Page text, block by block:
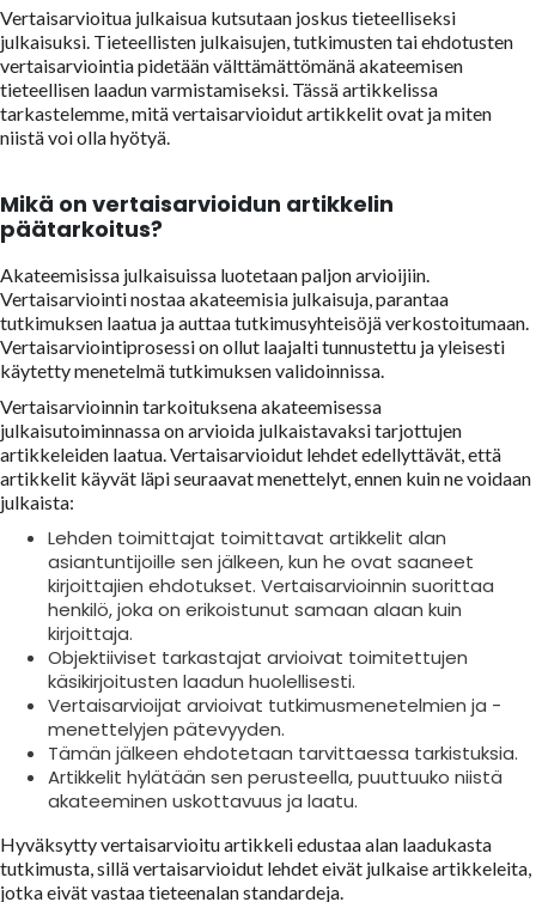
Vertaisarvioitua julkaisua kutsutaan joskus tieteelliseksi
julkaisuksi. Tieteellisten julkaisujen, tutkimusten tai ehdotusten
vertaisarviointia pidetään välttämättömänä akateemisen
tieteellisen laadun varmistamiseksi. Tässä artikkelissa
tarkastelemme, mitä vertaisarvioidut artikkelit ovat ja miten
niistä voi olla hyötyä.
Mikä on vertaisarvioidun artikkelin
päätarkoitus?
Akateemisissa julkaisuissa luotetaan paljon arvioijiin.
Vertaisarviointi nostaa akateemisia julkaisuja, parantaa
tutkimuksen laatua ja auttaa tutkimusyhteisöjä verkostoitumaan.
Vertaisarviointiprosessi on ollut laajalti tunnustettu ja yleisesti
käytetty menetelmä tutkimuksen validoinnissa.
Vertaisarvioinnin tarkoituksena akateemisessa
julkaisutoiminnassa on arvioida julkaistavaksi tarjottujen
artikkeleiden laatua. Vertaisarvioidut lehdet edellyttävät, että
artikkelit käyvät läpi seuraavat menettelyt, ennen kuin ne voidaan
julkaista:
Lehden toimittajat toimittavat artikkelit alan
asiantuntijoille sen jälkeen, kun he ovat saaneet
kirjoittajien ehdotukset. Vertaisarvioinnin suorittaa
henkilö, joka on erikoistunut samaan alaan kuin
kirjoittaja.
Objektiiviset tarkastajat arvioivat toimitettujen
käsikirjoitusten laadun huolellisesti.
Vertaisarvioijat arvioivat tutkimusmenetelmien ja -
menettelyjen pätevyyden.
Tämän jälkeen ehdotetaan tarvittaessa tarkistuksia.
Artikkelit hylätään sen perusteella, puuttuuko niistä
akateeminen uskottavuus ja laatu.
Hyväksytty vertaisarvioitu artikkeli edustaa alan laadukasta
tutkimusta, sillä vertaisarvioidut lehdet eivät julkaise artikkeleita,
jotka eivät vastaa tieteenalan standardeja.